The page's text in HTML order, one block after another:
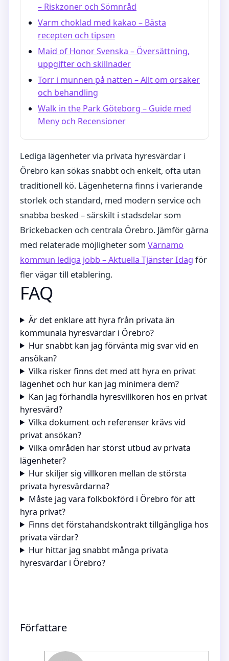
– Riskzoner och Sömnråd
Varm choklad med kakao – Bästa
recepten och tipsen
Maid of Honor Svenska – Översättning,
uppgifter och skillnader
Torr i munnen på natten – Allt om orsaker
och behandling
Walk in the Park Göteborg – Guide med
Meny och Recensioner
Lediga lägenheter via privata hyresvärdar i
Örebro kan sökas snabbt och enkelt, ofta utan
traditionell kö. Lägenheterna finns i varierande
storlek och standard, med modern service och
snabba besked – särskilt i stadsdelar som
Brickebacken och centrala Örebro. Jämför gärna
med relaterade möjligheter som Värnamo
kommun lediga jobb – Aktuella Tjänster Idag för
fler vägar till etablering.
FAQ
Är det enklare att hyra från privata än
kommunala hyresvärdar i Örebro?
Hur snabbt kan jag förvänta mig svar vid en
ansökan?
Vilka risker finns det med att hyra en privat
lägenhet och hur kan jag minimera dem?
Kan jag förhandla hyresvillkoren hos en privat
hyresvärd?
Vilka dokument och referenser krävs vid
privat ansökan?
Vilka områden har störst utbud av privata
lägenheter?
Hur skiljer sig villkoren mellan de största
privata hyresvärdarna?
Måste jag vara folkbokförd i Örebro för att
hyra privat?
Finns det förstahandskontrakt tillgängliga hos
privata värdar?
Hur hittar jag snabbt många privata
hyresvärdar i Örebro?
Författare